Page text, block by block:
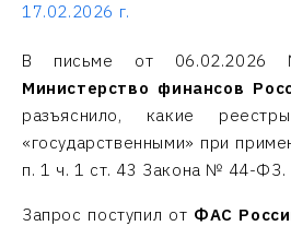
17.02.2026 г.
В письме от 06.02.2026
Министерство финансов
разъяснило, какие
«государственными» при
п. 1 ч. 1 ст. 43 Закона № 44-ФЗ.
Запрос поступил от ФАС